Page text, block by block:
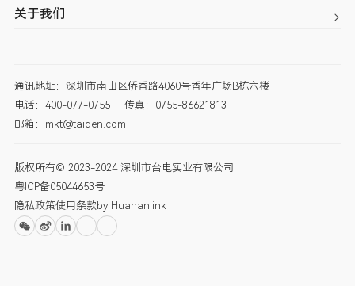
关于我们
通讯地址：深圳市南山区侨香路4060号香年广场B栋六楼
电话：400-077-0755
传真：0755-86621813
邮箱：mkt@taiden.com
版权所有© 2023-2024 深圳市台电实业有限公司
粤ICP备05044653号
隐私政策使用条款 by Huahanlink